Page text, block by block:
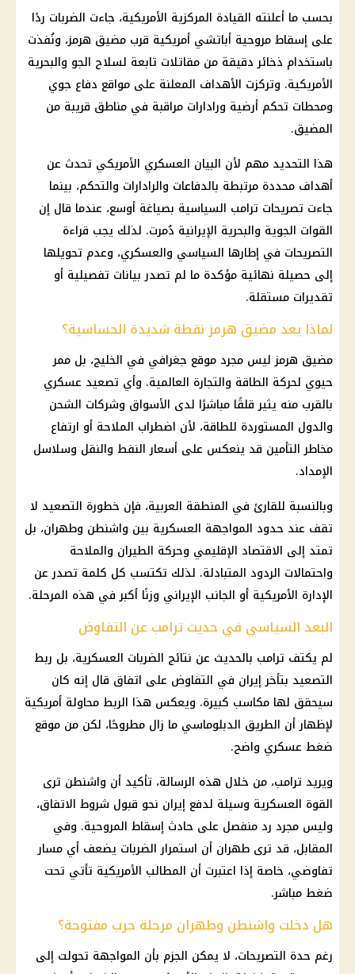
بحسب ما أعلنته القيادة المركزية الأمريكية، جاءت الضربات ردًا
على إسقاط مروحية أباتشي أمريكية قرب مضيق هرمز، ونُفذت
باستخدام ذخائر دقيقة من مقاتلات تابعة لسلاح الجو والبحرية
الأمريكية. وتركزت الأهداف المعلنة على مواقع دفاع جوي
ومحطات تحكم أرضية ورادارات مراقبة في مناطق قريبة من
المضيق.
هذا التحديد مهم لأن البيان العسكري الأمريكي تحدث عن
أهداف محددة مرتبطة بالدفاعات والرادارات والتحكم، بينما
جاءت تصريحات ترامب السياسية بصياغة أوسع، عندما قال إن
القوات الجوية والبحرية الإيرانية دُمرت. لذلك يجب قراءة
التصريحات في إطارها السياسي والعسكري، وعدم تحويلها
إلى حصيلة نهائية مؤكدة ما لم تصدر بيانات تفصيلية أو
تقديرات مستقلة.
لماذا يعد مضيق هرمز نقطة شديدة الحساسية؟
مضيق هرمزليس مجرد موقع جغرافي في الخليج، بل ممر
حيوي لحركة الطاقة والتجارة العالمية. وأي تصعيد عسكري
بالقرب منه يثير قلقًا مباشرًا لدى الأسواق وشركات الشحن
والدول المستوردة للطاقة، لأن اضطراب الملاحة أو ارتفاع
مخاطر التأمين قد ينعكس على أسعار النفط والنقل وسلاسل
الإمداد.
وبالنسبة للقارئ في المنطقة العربية، فإن خطورة التصعيد لا
تقف عند حدود المواجهة العسكرية بين واشنطن وطهران، بل
تمتد إلى الاقتصاد الإقليمي وحركة الطيران والملاحة
واحتمالات الردود المتبادلة. لذلك تكتسب كل كلمة تصدر عن
الإدارة الأمريكية أو الجانب الإيراني وزنًا أكبر في هذه المرحلة.
البعد السياسي في حديث ترامب عن التفاوض
لم يكتف ترامب بالحديث عن نتائج الضربات العسكرية، بل ربط
التصعيد بتأخرإيران في التفاوض على اتفاق قال إنه كان
سيحقق لها مكاسب كبيرة. ويعكس هذا الربط محاولة أمريكية
لإظهار أن الطريق الدبلوماسي ما زال مطروحًا، لكن من موقع
ضغط عسكري واضح.
ويريد ترامب، من خلال هذه الرسالة، تأكيد أن واشنطن ترى
القوة العسكرية وسيلة لدفعإيران نحو قبول شروط الاتفاق،
وليس مجرد رد منفصل على حادث إسقاط المروحية. وفي
المقابل، قد ترى طهران أن استمرار الضربات يضعف أي مسار
تفاوضي، خاصة إذا اعتبرت أن المطالب الأمريكية تأتي تحت
ضغط مباشر.
هل دخلت واشنطن وطهران مرحلة حرب مفتوحة؟
رغم حدة التصريحات، لا يمكن الجزم بأن المواجهة تحولت إلى